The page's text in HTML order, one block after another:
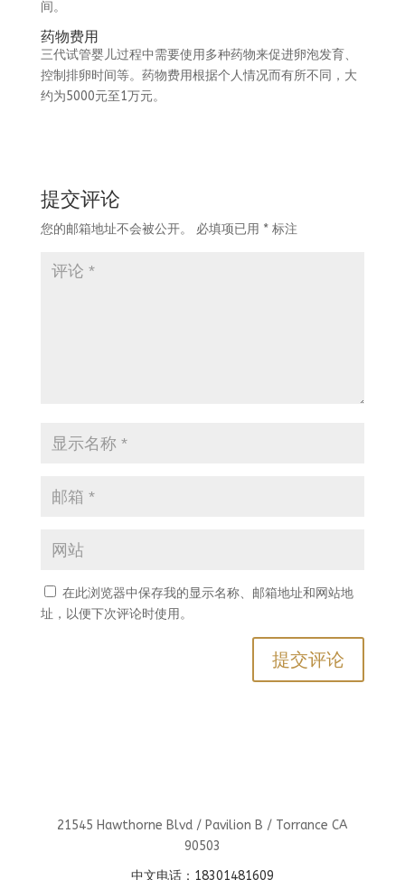
间。
药物费用
三代试管婴儿过程中需要使用多种药物来促进卵泡发育、
控制排卵时间等。药物费用根据个人情况而有所不同，大
约为5000元至1万元。
提交评论
您的邮箱地址不会被公开。 必填项已用 *标注
在此浏览器中保存我的显示名称、邮箱地址和网站地
址，以便下次评论时使用。
21545 Hawthorne Blvd / Pavilion B / Torrance CA
90503
中文电话：18301481609